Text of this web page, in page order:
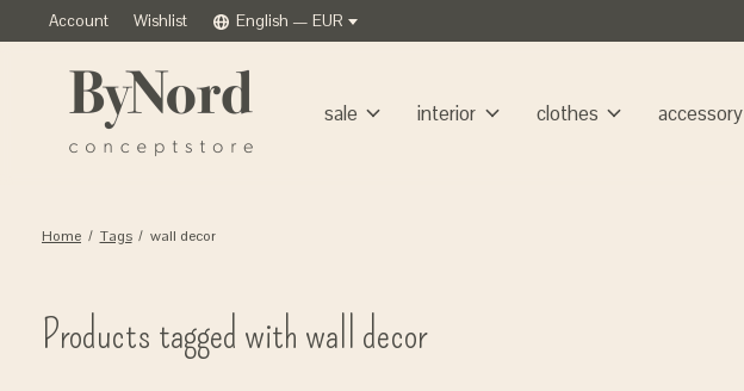
Account Wishlist English — EUR
sale interior clothes accessory
Home / Tags / wall decor
Products tagged with wall decor